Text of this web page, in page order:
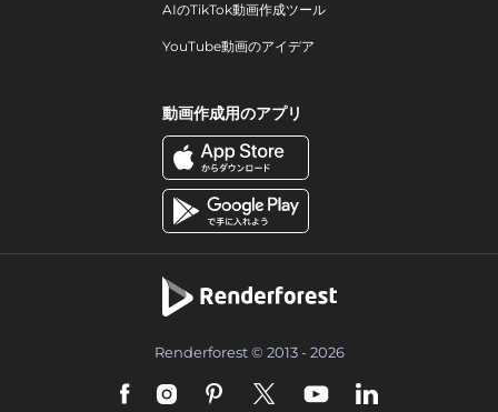
AIのTikTok動画作成ツール
YouTube動画のアイデア
動画作成用のアプリ
Renderforest © 2013 - 2026